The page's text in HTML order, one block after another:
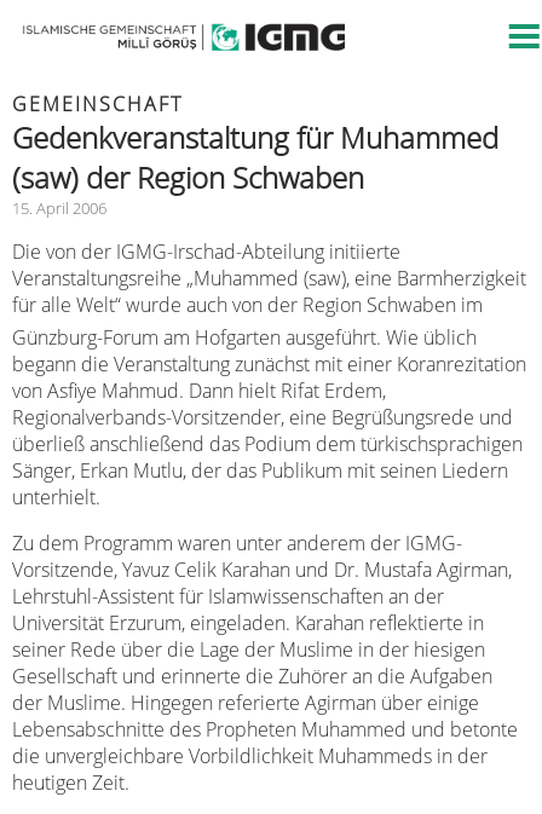
GEMEINSCHAFT
Gedenkveranstaltung für Muhammed
(saw) der Region Schwaben
15. April 2006
Die von der IGMG-Irschad-Abteilung initiierte
Veranstaltungsreihe „Muhammed (saw), eine Barmherzigkeit
für alle Welt“ wurde auch von der Region Schwaben im
Günzburg-Forum am Hofgarten ausgeführt. Wie üblich
begann die Veranstaltung zunächst mit einer Koranrezitation
von Asfiye Mahmud. Dann hielt Rifat Erdem,
Regionalverbands-Vorsitzender, eine Begrüßungsrede und
überließ anschließend das Podium dem türkischsprachigen
Sänger, Erkan Mutlu, der das Publikum mit seinen Liedern
unterhielt.
Zu dem Programm waren unter anderem der IGMG-
Vorsitzende, Yavuz Celik Karahan und Dr. Mustafa Agirman,
Lehrstuhl-Assistent für Islamwissenschaften an der
Universität Erzurum, eingeladen. Karahan reflektierte in
seiner Rede über die Lage der Muslime in der hiesigen
Gesellschaft und erinnerte die Zuhörer an die Aufgaben
der Muslime. Hingegen referierte Agirman über einige
Lebensabschnitte des Propheten Muhammed und betonte
die unvergleichbare Vorbildlichkeit Muhammeds in der
heutigen Zeit.